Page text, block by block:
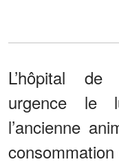
L’hôpital
urgence le
l’ancienne